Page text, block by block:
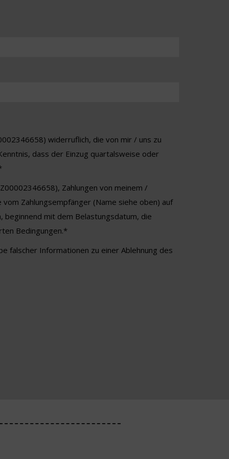
widerruflich, die von mir / uns zu
dass der Einzug quartalsweise oder
Zahlungen von meinem /
Zahlungsempfänger (Name siehe oben) auf
beginnend mit dem Belastungsdatum, die
Bedingungen.*
falscher Informationen zu einer Ablehnung des